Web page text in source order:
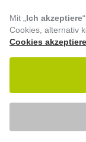
BESUCHEN SIE UNS
Mit „ Ich akzeptiere
Cookies, alternativ
Cookies